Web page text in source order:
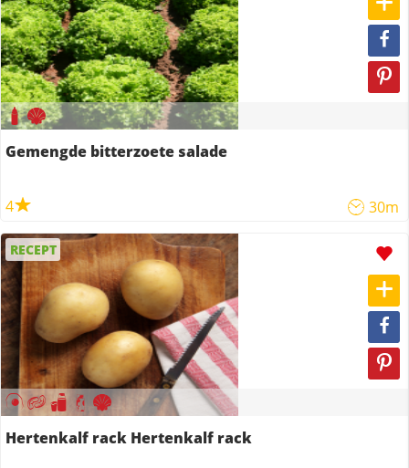
Gemengde bitterzoete salade
4 30m
RECEPT
Hertenkalf rack Hertenkalf rack